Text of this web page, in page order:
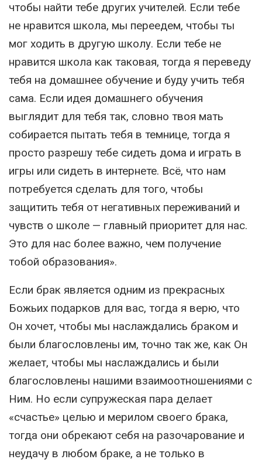
чтобы найти тебе других учителей. Если тебе
не нравится школа, мы переедем, чтобы ты
мог ходить в другую школу. Если тебе не
нравится школа как таковая, тогда я переведу
тебя на домашнее обучение и буду учить тебя
сама. Если идея домашнего обучения
выглядит для тебя так, словно твоя мать
собирается пытать тебя в темнице, тогда я
просто разрешу тебе сидеть дома и играть в
игры или сидеть в интернете. Всё, что нам
потребуется сделать для того, чтобы
защитить тебя от негативных переживаний и
чувств о школе — главный приоритет для нас.
Это для нас более важно, чем получение
тобой образования».
Если брак является одним из прекрасных
Божьих подарков для вас, тогда я верю, что
Он хочет, чтобы мы наслаждались браком и
были благословлены им, точно так же, как Он
желает, чтобы мы наслаждались и были
благословлены нашими взаимоотношениями с
Ним. Но если супружеская пара делает
«счастье» целью и мерилом своего брака,
тогда они обрекают себя на разочарование и
неудачу в любом браке, а не только в